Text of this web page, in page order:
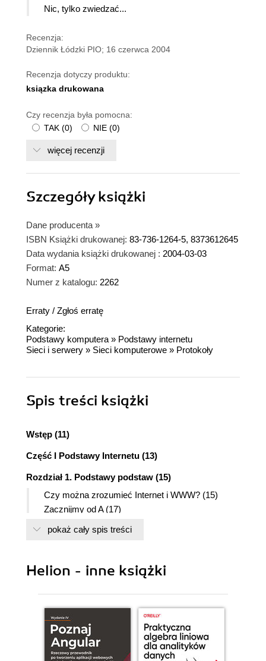
Nic, tylko zwiedzać...
Recenzja:
Dziennik Łódzki PIO; 16 czerwca 2004
Recenzja dotyczy produktu:
ksiązka drukowana
Czy recenzja była pomocna:
TAK (0) NIE (0)
więcej recenzji
Szczegółyksiążki
Dane producenta »
ISBN Książki drukowanej: 83-736-1264-5, 8373612645
Data wydania książki drukowanej : 2004-03-03
Format: A5
Numer z katalogu: 2262
Erraty / Zgłoś erratę
Kategorie:
Podstawy komputera » Podstawy internetu
Sieci i serwery » Sieci komputerowe » Protokoły
Spis treści książki
Wstęp (11)
Część I Podstawy Internetu (13)
Rozdział 1. Podstawy podstaw (15)
Czy można zrozumieć Internet i WWW? (15)
Zacznijmy od A (17)
Rozdział 2. Początki Internetu (25)
Modemy (33)
ISDN (37)
DSL (44)
Internet w telewizji kablowej (47)
Internet przez łącze radiowe (50)
Internet przez satelitę (50)
pokaż cały spis treści
Helion - inne książki